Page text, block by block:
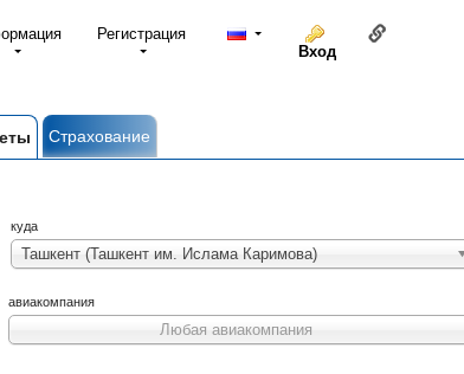
Регистрация
Вход
Страхование
куда
Ташкент (Ташкент им. Ислама Каримова)
авиакомпания
Любая авиакомпания